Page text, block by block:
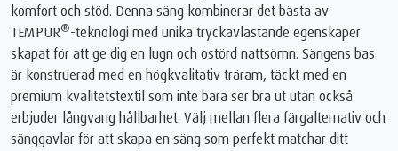
komfort och stöd. Denna säng kombinerar det bästa av
TEMPUR®-teknologi med unika tryckavlastande egenskaper
skapat för att ge dig en lugn och ostörd nattsömn. Sängens bas
är konstruerad med en högkvalitativ träram, täckt med en
premium kvalitetstextil som inte bara ser bra ut utan också
erbjuder långvarig hållbarhet. Välj mellan flera färgalternativ och
sänggavlar för att skapa en säng som perfekt matchar ditt